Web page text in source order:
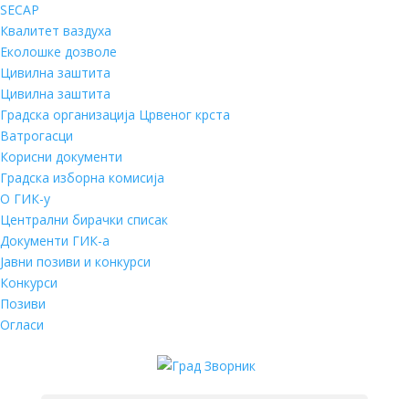
SECAP
Квалитет ваздуха
Еколошке дозволе
Цивилна заштита
Цивилна заштита
Градска организација Црвеног крста
Ватрогасци
Корисни документи
Градска изборна комисија
О ГИК-у
Централни бирачки списак
Документи ГИК-а
Јавни позиви и конкурси
Конкурси
Позиви
Огласи